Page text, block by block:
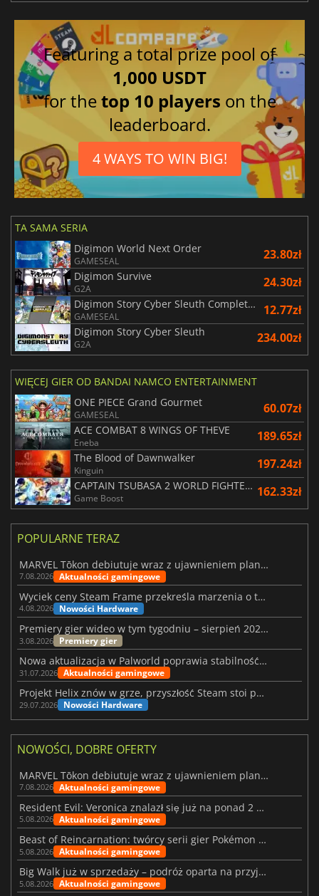
Featuring a total prize pool of
1,000 USDT
for thetop 10 players on the
leaderboard.
4 WAYS TO WIN BIG!
TA SAMA SERIA
Digimon World Next Order
GAMESEAL 23.80zł
Digimon Survive
G2A 24.30zł
Digimon Story Cyber Sleuth Complete Edition
GAMESEAL 12.77zł
Digimon Story Cyber Sleuth
G2A 234.00zł
WIĘCEJ GIER OD BANDAI NAMCO ENTERTAINMENT
ONE PIECE Grand Gourmet
GAMESEAL 60.07zł
ACE COMBAT 8 WINGS OF THEVE
Eneba 189.65zł
The Blood of Dawnwalker
Kinguin 197.24zł
CAPTAIN TSUBASA 2 WORLD FIGHTERS
Game Boost 162.33zł
POPULARNE TERAZ
MARVEL Tōkon debiutuje wraz z ujawnieniem planu rozwoju na pierwszy rok
7.08.2026 Aktualności gamingowe
Wyciek ceny Steam Frame przekreśla marzenia o tanim zestawie VR
4.08.2026 Nowości Hardware
Premiery gier wideo w tym tygodniu – sierpień 2026 r. (32. tydzień)
3.08.2026 Premiery gier
Nowa aktualizacja w Palworld poprawia stabilność Sunreach i walk z bossami
31.07.2026 Aktualności gamingowe
Projekt Helix znów w grze, przyszłość Steam stoi pod znakiem zapytania
29.07.2026 Nowości Hardware
NOWOŚCI, DOBRE OFERTY
MARVEL Tōkon debiutuje wraz z ujawnieniem planu rozwoju na pierwszy rok
7.08.2026 Aktualności gamingowe
Resident Evil: Veronica znalazł się już na ponad 2 milionach list życzeń
5.08.2026 Aktualności gamingowe
Beast of Reincarnation: twórcy serii gier Pokémon wkraczają na nową ścieżkę
5.08.2026 Aktualności gamingowe
Big Walk już w sprzedaży – podróż oparta na przyjaźni
5.08.2026 Aktualności gamingowe